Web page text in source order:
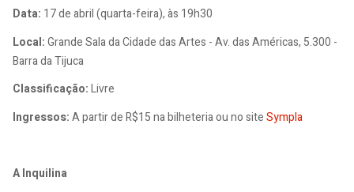
Data: 17 de abril (quarta-feira), às 19h30
Local:Grande Sala da Cidade das Artes - Av. das Américas, 5.300 -
Barra da Tijuca
Classificação:Livre
Ingressos:A partir de R$15 na bilheteria ou no siteSympla
A Inquilina